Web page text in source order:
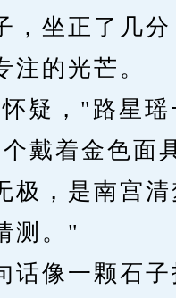
，坐正了几分
注的光芒。
，"路星瑶
戴着金色面
极，是南宫清
测。"
像一颗石子